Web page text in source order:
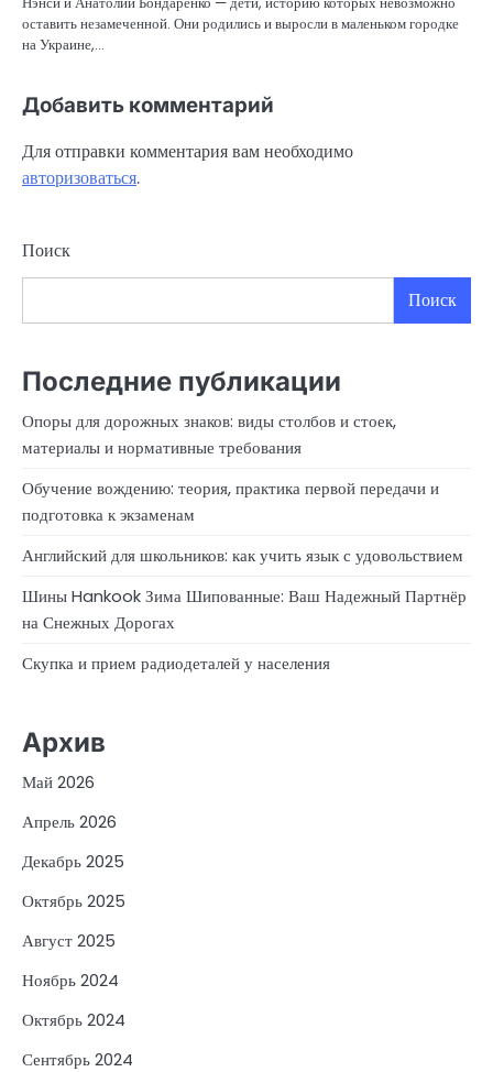
оставить незамеченной. Они родились и выросли в маленьком городке
на Украине,…
Добавить комментарий
Для отправки комментария вам необходимо
авторизоваться.
Поиск
Поиск
Последние публикации
Опоры для дорожных знаков: виды столбов и стоек,
материалы и нормативные требования
Обучение вождению: теория, практика первой передачи и
подготовка к экзаменам
Английский для школьников: как учить язык с удовольствием
Шины Hankook Зима Шипованные: Ваш Надежный Партнёр
на Снежных Дорогах
Скупка и прием радиодеталей у населения
Архив
Май 2026
Апрель 2026
Декабрь 2025
Октябрь 2025
Август 2025
Ноябрь 2024
Октябрь 2024
Сентябрь 2024